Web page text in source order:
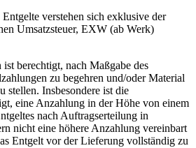
verstehen sich exklusive der
Umsatzsteuer, EXW (ab Werk)
berechtigt, nach Maßgabe des
zu begehren und/oder Material
stellen. Insbesondere ist die
eine Anzahlung in der Höhe von einem
nach Auftragserteilung in
nicht eine höhere Anzahlung vereinbart
Entgelt vor der Lieferung vollständig zu